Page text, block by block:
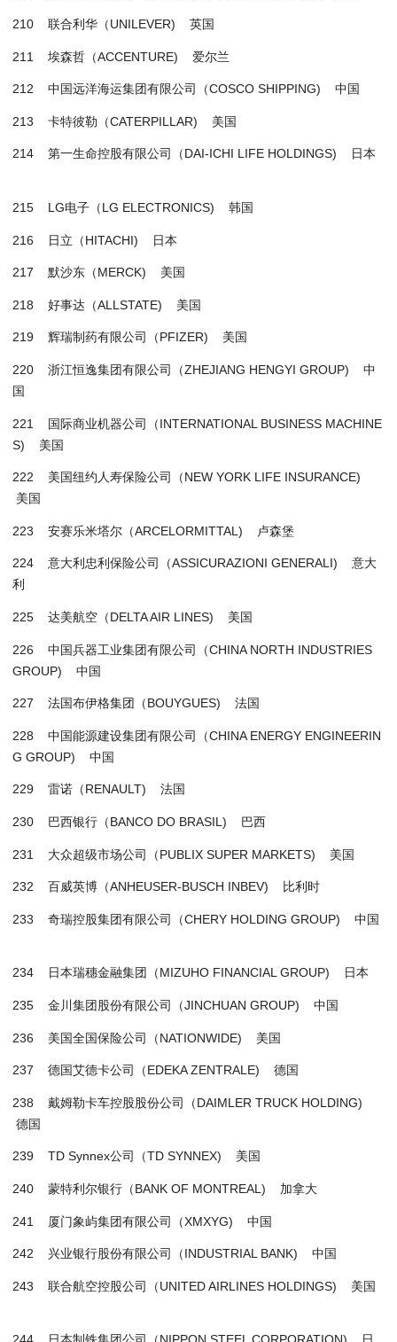
210 联合利华（UNILEVER) 英国
211 埃森哲（ACCENTURE) 爱尔兰
212 中国远洋海运集团有限公司（COSCO SHIPPING) 中国
213 卡特彼勒（CATERPILLAR) 美国
214 第一生命控股有限公司（DAI-ICHI LIFE HOLDINGS) 日本
215 LG电子（LG ELECTRONICS) 韩国
216 日立（HITACHI) 日本
217 默沙东（MERCK) 美国
218 好事达（ALLSTATE) 美国
219 辉瑞制药有限公司（PFIZER) 美国
220 浙江恒逸集团有限公司（ZHEJIANG HENGYI GROUP) 中
国
221 国际商业机器公司（INTERNATIONAL BUSINESS MACHINE
S) 美国
222 美国纽约人寿保险公司（NEW YORK LIFE INSURANCE)
美国
223 安赛乐米塔尔（ARCELORMITTAL) 卢森堡
224 意大利忠利保险公司（ASSICURAZIONI GENERALI) 意大
利
225 达美航空（DELTA AIR LINES) 美国
226 中国兵器工业集团有限公司（CHINA NORTH INDUSTRIES
GROUP) 中国
227 法国布伊格集团（BOUYGUES) 法国
228 中国能源建设集团有限公司（CHINA ENERGY ENGINEERIN
G GROUP) 中国
229 雷诺（RENAULT) 法国
230 巴西银行（BANCO DO BRASIL) 巴西
231 大众超级市场公司（PUBLIX SUPER MARKETS) 美国
232 百威英博（ANHEUSER-BUSCH INBEV) 比利时
233 奇瑞控股集团有限公司（CHERY HOLDING GROUP) 中国
234 日本瑞穗金融集团（MIZUHO FINANCIAL GROUP) 日本
235 金川集团股份有限公司（JINCHUAN GROUP) 中国
236 美国全国保险公司（NATIONWIDE) 美国
237 德国艾德卡公司（EDEKA ZENTRALE) 德国
238 戴姆勒卡车控股股份公司（DAIMLER TRUCK HOLDING)
德国
239 TD Synnex公司（TD SYNNEX) 美国
240 蒙特利尔银行（BANK OF MONTREAL) 加拿大
241 厦门象屿集团有限公司（XMXYG) 中国
242 兴业银行股份有限公司（INDUSTRIAL BANK) 中国
243 联合航空控股公司（UNITED AIRLINES HOLDINGS) 美国